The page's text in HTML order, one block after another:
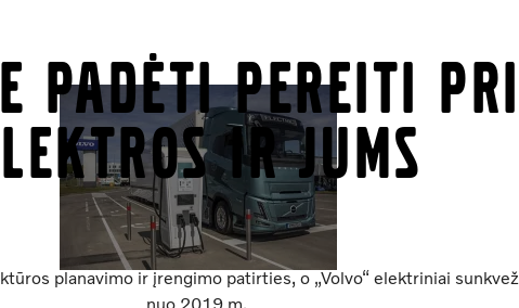
padėti pereiti
ir jums
planavimo ir įrengimo patirties, o „Volvo“ elektriniai